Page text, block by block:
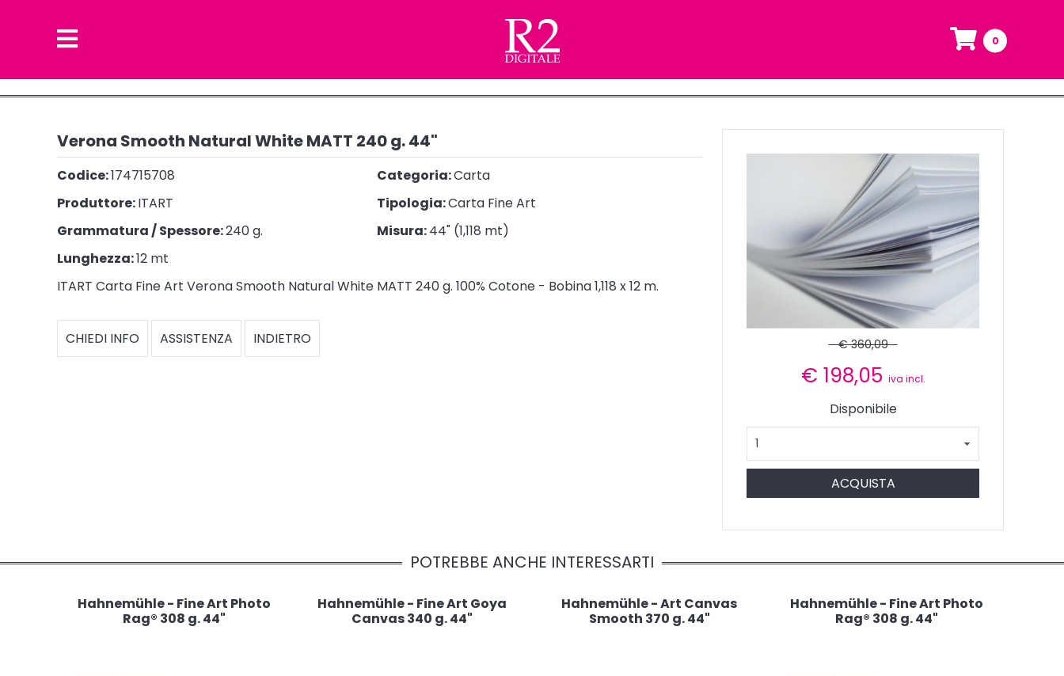
0
Verona Smooth Natural White MATT 240 g. 44"
Codice:174715708 Categoria:Carta
Produttore:ITART Tipologia:Carta Fine Art
Grammatura / Spessore:240 g. Misura:44" (1,118 mt)
Lunghezza:12 mt
ITART Carta Fine Art Verona Smooth Natural White MATT 240 g. 100% Cotone - Bobina 1,118 x 12 m.
CHIEDI INFO ASSISTENZA INDIETRO € 360,09
€ 198,05 iva incl.
Disponibile
ACQUISTA
POTREBBE ANCHE INTERESSARTI
Hahnemühle - Fine Art Photo
Rag® 308 g. 44"
Hahnemühle - Fine Art Goya
Canvas 340 g. 44"
Hahnemühle - Art Canvas
Smooth 370 g. 44"
Hahnemühle - Fine Art Photo
Rag® 308 g. 44"